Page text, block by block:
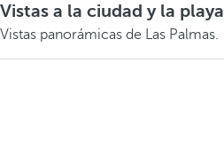
Vistas a la ciudad y la playa
Vistas panorámicas de Las Palmas.